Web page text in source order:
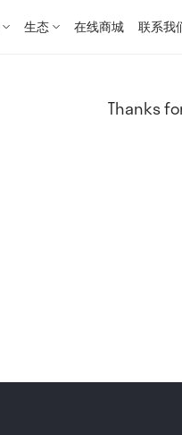
生态 在线商城 联系我
Thanks